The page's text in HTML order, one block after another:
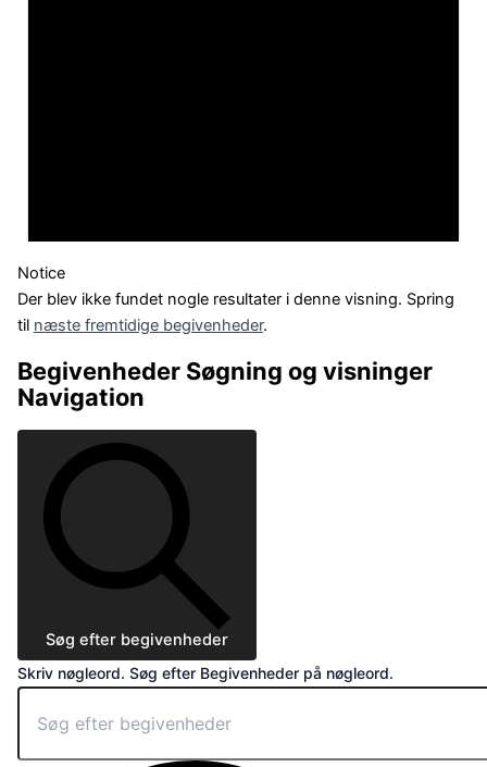
Notice
Der blev ikke fundet nogle resultater i denne visning. Spring
til næste fremtidige begivenheder.
Begivenheder Søgning og visninger
Navigation
Søg efter begivenheder
Skriv nøgleord. Søg efter Begivenheder på nøgleord.